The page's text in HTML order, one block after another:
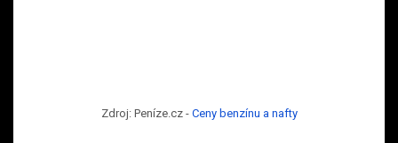
Zdroj: Peníze.cz - Ceny benzínu a nafty